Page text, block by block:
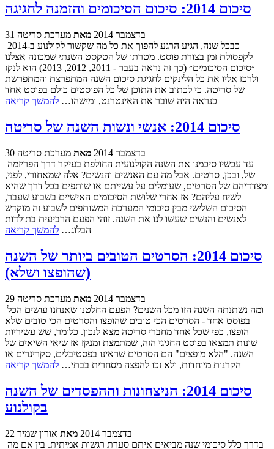
סיכום 2014: סיכום הסיכומים והזמנה לחגיגה
31 בדצמבר 2014 מאת מערכת סריטה
לקפסולת זמן בצורת פוסט. מטרתו של הטקסט השנתי שמכונה אצלנו
״סיכום הסיכומים״ (כך זה נראה בעבר - 2011, 2012, 2013) הוא לנקז
ולרכז אליו את כל הלינקים לחגיגת סיכום השנה המתפרצת והמתפרשת
של סריטה. כי לכתוב את התוכן של כל הפוסטים כולם בפוסט אחד
כנראה היה שובר את האינטרנט, ומישהו… להמשך קריאה
סיכום 2014: אנשי ונשות השנה של סריטה
30 בדצמבר 2014 מאת מערכת סריטה
של, ובכן, סרטים. אבל מה עם האנשים והנשים? אלה שמאחורי, לפני,
ומצדדיהם של הסרטים, שעומלים על עשייתם או שותפים בכל דרך שהיא
לשיח עליהם? אז אחרי שלושת הסיכומים האישיים בשבוע שעבר,
הסיכום השלישי מבין סיכומי המערכת המשותפים לשבוע זה מוקדש
לאנשים והנשים שעשו לנו את השנה. זוהי הפעם הרביעית בתולדות
הבלוג… להמשך קריאה
סיכום 2014: הסרטים הטובים ביותר של השנה
(שהופצו ושלא)
29 בדצמבר 2014 מאת מערכת סריטה
בפוסט אחד - הסרטים הכי טובים שהופצו והסרטים הכי טובים שלא
הופצו, כפי שכל אחד מחברי סריטה מצא לנכון. כלומר, שש עשיריות
שונות תמצאו בפוסט החגיגי הזה, שמתמצת ומנקז אז שיאי השיאים של
השנה. "הלא מופצים" הם הסרטים שראינו בפסטיבלים, סקרינרים או
הקרנות מיוחדות, ולא זכו להפצה מסחרית בבתי… להמשך קריאה
סיכום 2014: הניצחונות וההפסדים של השנה
בקולנוע
22 בדצמבר 2014 מאת אורון שמיר